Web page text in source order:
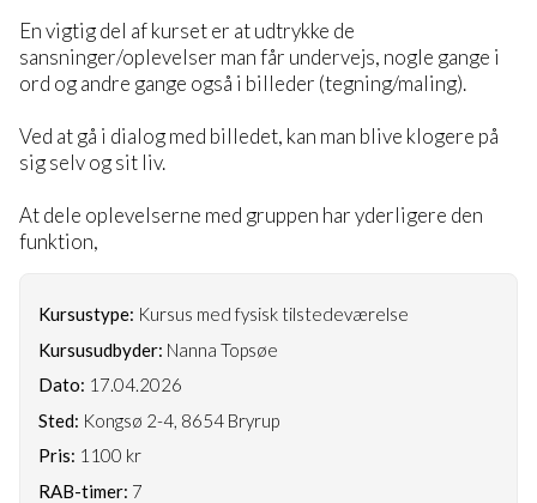
En vigtig del af kurset er at udtrykke de
sansninger/oplevelser man får undervejs, nogle gange i
ord og andre gange også i billeder (tegning/maling).
Ved at gå i dialog med billedet, kan man blive klogere på
sig selv og sit liv.
At dele oplevelserne med gruppen har yderligere den
funktion,
Kursustype: Kursus med fysisk tilstedeværelse
Kursusudbyder: Nanna Topsøe
Dato: 17.04.2026
Sted: Kongsø 2-4, 8654 Bryrup
Pris: 1100 kr
RAB-timer: 7